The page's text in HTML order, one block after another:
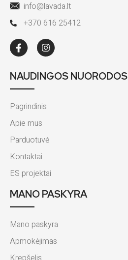
info@lavada.lt
+370 616 25412
NAUDINGOS NUORODOS
Pagrindinis
Apie mus
Parduotuvė
Kontaktai
ES projektai
MANO PASKYRA
Mano paskyra
Apmokėjimas